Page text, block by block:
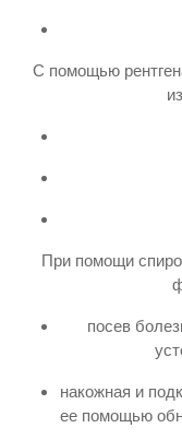
С помощью
При помощи
посев
накожная и
ее помощью